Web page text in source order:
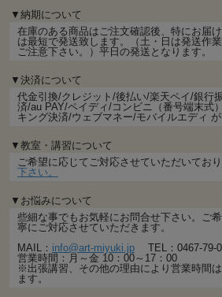
▼納期について
在庫のある商品はご注文確認後、特にお届
は最短で発送致します。（土・日は発送作
ご注意下さい。）平日の発送となります。
▼決済について
代金引換/クレジット/後払い/楽天ペイ/銀行
済/au PAY/ペイディ/コンビニ（番号端末式
キング決済/ウェブマネー/モバイルエディ が
▼教室・講習について
ご希望に応じてご対応させていただいており
下さい。
▼お悩みについて
些細な事でもお気軽にお問合せ下さい。ご
寧にご対応させていただきます。
MAIL： info@art-miyuki.jp TEL：0467-79-
営業時間：月～金 10：00～17：00
※出張講習、その他の理由により営業時間
ます。